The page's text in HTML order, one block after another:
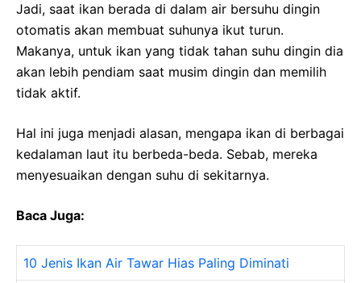
Jadi, saat ikan berada di dalam air bersuhu dingin
otomatis akan membuat suhunya ikut turun.
Makanya, untuk ikan yang tidak tahan suhu dingin dia
akan lebih pendiam saat musim dingin dan memilih
tidak aktif.
Hal ini juga menjadi alasan, mengapa ikan di berbagai
kedalaman laut itu berbeda-beda. Sebab, mereka
menyesuaikan dengan suhu di sekitarnya.
Baca Juga:
10 Jenis Ikan Air Tawar Hias Paling Diminati